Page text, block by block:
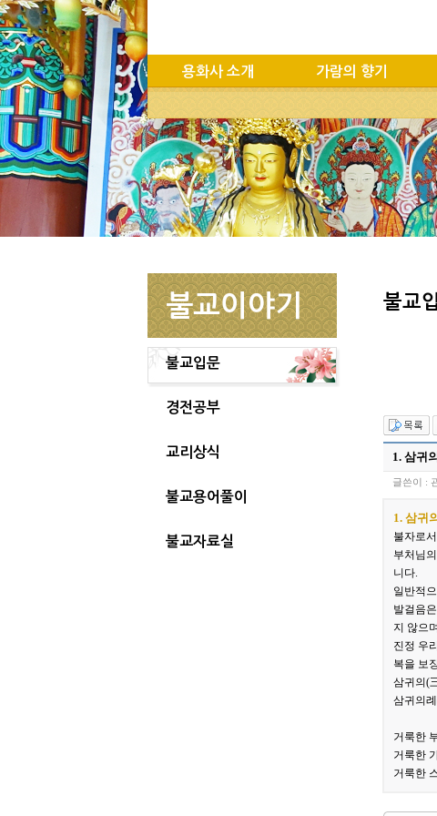
용화사 소개 가람의 향기
불교이야기
불교입문
경전공부
교리상식
불교용어풀이
불교자료실
불교
1. 삼귀의
글쓴이 :
1. 삼귀의
불자로
부처님
니다.
일반적
발걸음
지 않으
진정 우
복을 보
삼귀의(
삼귀의
거룩한
거룩한
거룩한